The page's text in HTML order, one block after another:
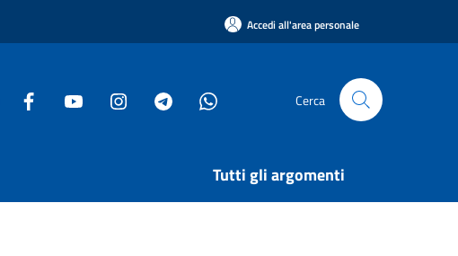
Accedi all'area personale
Cerca
Tutti gli argomenti